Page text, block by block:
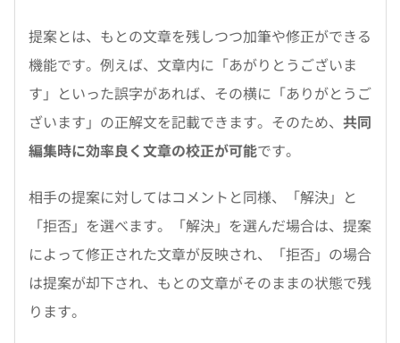
提案とは、もとの文章を残しつつ加筆や修正ができる
機能です。例えば、文章内に「あがりとうございま
す」といった誤字があれば、その横に「ありがとうご
ざいます」の正解文を記載できます。そのため、 共同
編集時に効率良く文章の校正が可能です。
相手の提案に対してはコメントと同様、「解決」と
「拒否」を選べます。「解決」を選んだ場合は、提案
によって修正された文章が反映され、「拒否」の場合
は提案が却下され、もとの文章がそのままの状態で残
ります。